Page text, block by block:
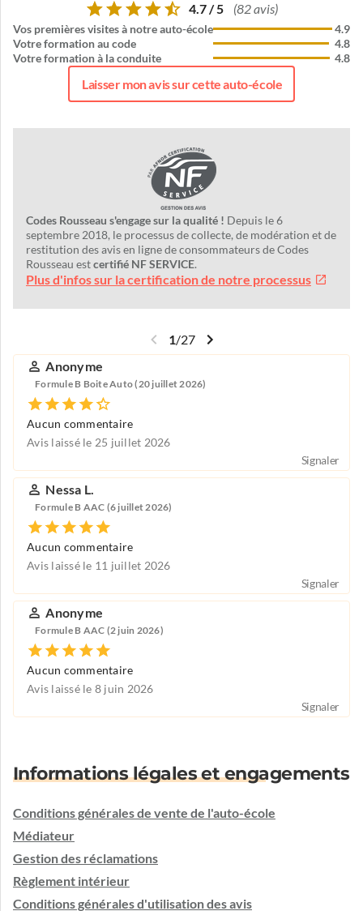
4.7 / 5 (82 avis)
Vos premières visites à notre auto-école
Votre formation au code
Votre formation à la conduite
4.9
4.8
4.8
Laisser mon avis sur cette auto-école
Codes Rousseau s'engage sur la qualité ! Depuis le 6
septembre 2018, le processus de collecte, de modération et de
restitution des avis en ligne de consommateurs de Codes
Rousseau estcertifié NF SERVICE.
Plus d'infos sur la certification de notre processus
1/27
Anonyme
Formule B Boite Auto (20 juillet 2026)
Aucun commentaire
Avis laissé le 25 juillet 2026
Signaler
Nessa L.
Formule B AAC (6 juillet 2026)
Aucun commentaire
Avis laissé le 11 juillet 2026
Signaler
Anonyme
Formule B AAC (2 juin 2026)
Aucun commentaire
Avis laissé le 8 juin 2026
Signaler
Informations légales et engagements
Conditions générales de vente de l'auto-école
Médiateur
Gestion des réclamations
Règlement intérieur
Conditions générales d'utilisation des avis